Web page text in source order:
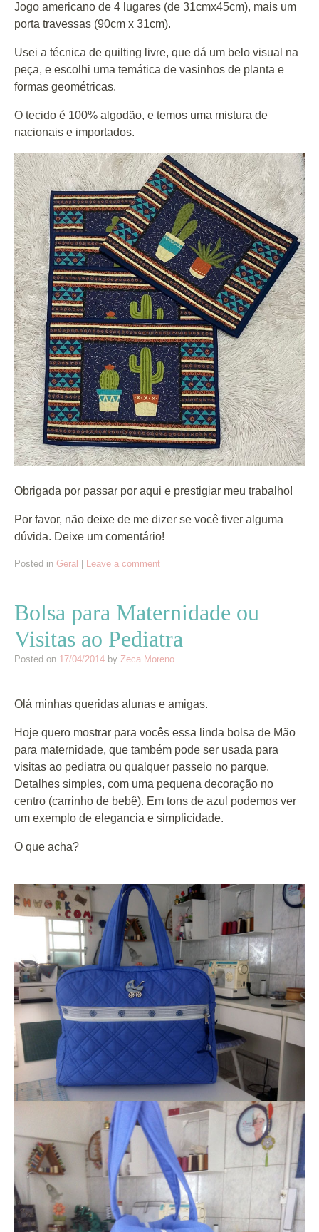
Jogo americano de 4 lugares (de 31cmx45cm), mais um
porta travessas (90cm x 31cm).
Usei a técnica de quilting livre, que dá um belo visual na
peça, e escolhi uma temática de vasinhos de planta e
formas geométricas.
O tecido é 100% algodão, e temos uma mistura de
nacionais e importados.
Obrigada por passar por aqui e prestigiar meu trabalho!
Por favor, não deixe de me dizer se você tiver alguma
dúvida. Deixe um comentário!
Posted in Geral | Leave a comment
Bolsa para Maternidade ou
Visitas ao Pediatra
Posted on 17/04/2014 by Zeca Moreno
Olá minhas queridas alunas e amigas.
Hoje quero mostrar para vocês essa linda bolsa de Mão
para maternidade, que também pode ser usada para
visitas ao pediatra ou qualquer passeio no parque.
Detalhes simples, com uma pequena decoração no
centro (carrinho de bebê). Em tons de azul podemos ver
um exemplo de elegancia e simplicidade.
O que acha?